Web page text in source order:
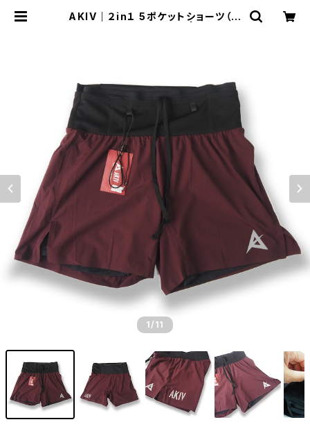
AKIV｜２in１ 5ポケットショーツ（イ
1 /11